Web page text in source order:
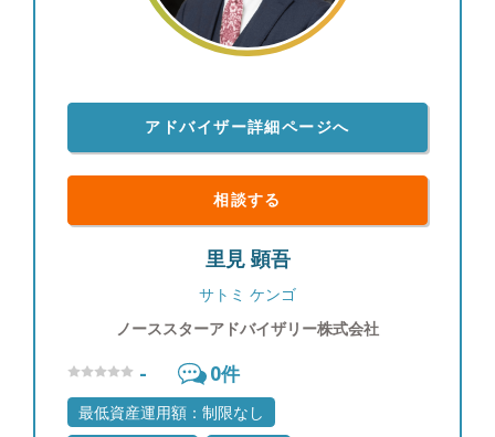
アドバイザー詳細ページへ
相談する
里見 顕吾
サトミ ケンゴ
ノーススターアドバイザリー株式会社
- 0件
最低資産運用額：制限なし